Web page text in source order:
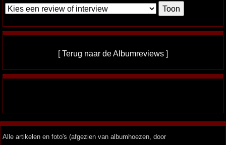
[Terug naar de Albumreviews ]
Alle artikelen en foto's (afgezien van albumhoezen, door